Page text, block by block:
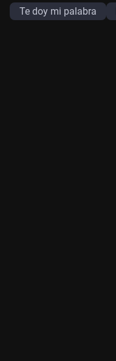
Te doy mi palabra